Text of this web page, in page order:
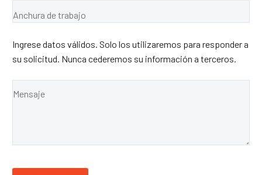
Ingrese datos válidos. Solo los utilizaremos para responder a
su solicitud. Nunca cederemos su información a terceros.